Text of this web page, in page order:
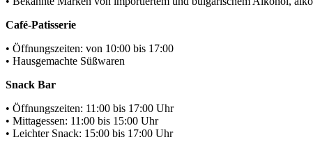
Café-Patisserie
• Öffnungszeiten: von 10:00 bis 17:00
• Hausgemachte Süßwaren
Snack Bar
• Öffnungszeiten: 11:00 bis 17:00 Uhr
• Mittagessen: 11:00 bis 15:00 Uhr
• Leichter Snack: 15:00 bis 17:00 Uhr